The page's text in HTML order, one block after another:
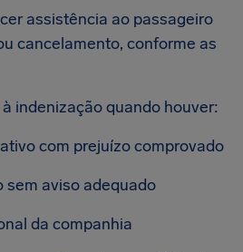
assistência ao passageiro
cancelamento, conforme as
indenização quando houver:
com prejuízo comprovado
sem aviso adequado
da companhia